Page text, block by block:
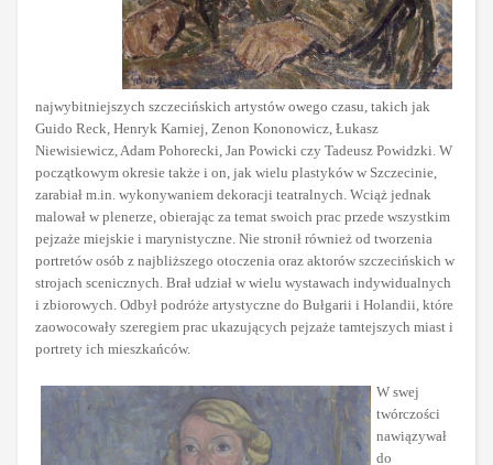
najwybitniejszych szczecińskich artystów owego czasu, takich jak
Guido Reck, Henryk Karniej, Zenon Kononowicz, Łukasz
Niewisiewicz, Adam Pohorecki, Jan Powicki czy Tadeusz Powidzki. W
początkowym okresie także i on, jak wielu plastyków w Szczecinie,
zarabiał m.in. wykonywaniem dekoracji teatralnych. Wciąż jednak
malował w plenerze, obierając za temat swoich prac przede wszystkim
pejzaże miejskie i marynistyczne. Nie stronił również od tworzenia
portretów osób z najbliższego otoczenia oraz aktorów szczecińskich w
strojach scenicznych. Brał udział w wielu wystawach indywidualnych
i zbiorowych. Odbył podróże artystyczne do Bułgarii i Holandii, które
zaowocowały szeregiem prac ukazujących pejzaże tamtejszych miast i
portrety ich mieszkańców.
W swej
twórczości
nawiązywał
do